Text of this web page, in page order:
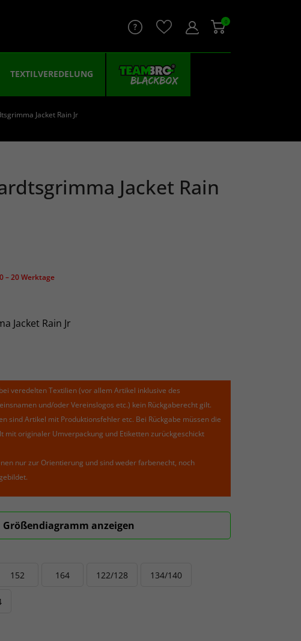
0
TEXTILVEREDELUNG
Jacket Rain Jr
Jacket Rain
– 20 Werktage
Jacket Rain Jr
veredelten Textilien (vor allem Artikel inklusive des
und/oder Vereinslogos etc.) kein Rückgaberecht gilt.
sind Artikel mit Produktionsfehler etc. Bei Rückgabe müssen die
mit originaler Umverpackung und Etiketten zurückgeschickt
nur zur Orientierung und sind weder farbenecht, noch
Größendiagramm anzeigen
152 164 122/128 134/140